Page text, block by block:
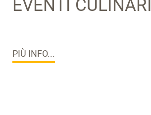
EVENTI CULINARI
PIÙ INFO...